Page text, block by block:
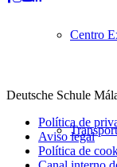
Centro
Deutsche Schule
Política de
Aviso legal
Política de